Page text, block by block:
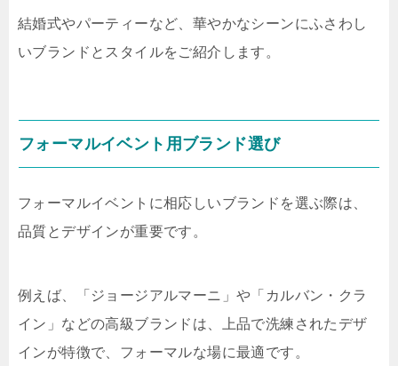
結婚式やパーティーなど、華やかなシーンにふさわし
いブランドとスタイルをご紹介します。
フォーマルイベント用ブランド選び
フォーマルイベントに相応しいブランドを選ぶ際は、
品質とデザインが重要です。
例えば、「ジョージアルマーニ」や「カルバン・クラ
イン」などの高級ブランドは、上品で洗練されたデザ
インが特徴で、フォーマルな場に最適です。